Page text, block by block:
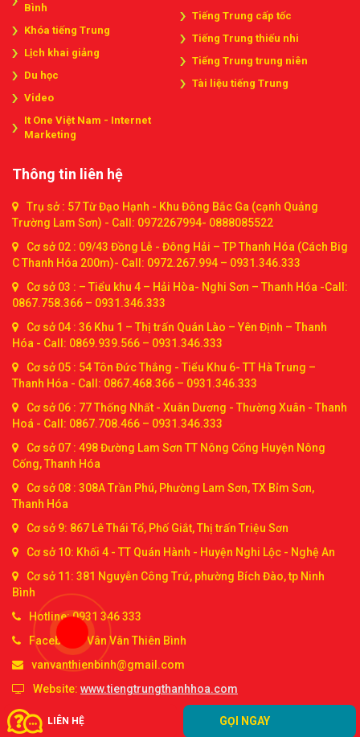
Bình
Khóa tiếng Trung
Lịch khai giảng
Du học
Video
It One Việt Nam - Internet
Marketing
Tiếng Trung cấp tốc
Tiếng Trung thiếu nhi
Tiếng Trung trung niên
Tài liệu tiếng Trung
Thông tin liên hệ
Trụ sở : 57 Từ Đạo Hạnh - Khu Đông Bắc Ga (cạnh Quảng
Trường Lam Sơn) - Call: 0972267994- 0888085522
Cơ sở 02 : 09/43 Đồng Lễ - Đông Hải – TP Thanh Hóa (Cách Big
C Thanh Hóa 200m)- Call: 0972.267.994 – 0931.346.333
Cơ sở 03 : – Tiểu khu 4 – Hải Hòa- Nghi Sơn – Thanh Hóa -Call:
0867.758.366 – 0931.346.333
Cơ sở 04 : 36 Khu 1 – Thị trấn Quán Lào – Yên Định – Thanh
Hóa - Call: 0869.939.566 – 0931.346.333
Cơ sở 05 : 54 Tôn Đức Thắng - Tiểu Khu 6- TT Hà Trung –
Thanh Hóa - Call: 0867.468.366 – 0931.346.333
Cơ sở 06 : 77 Thống Nhất - Xuân Dương - Thường Xuân - Thanh
Hoá - Call: 0867.708.466 – 0931.346.333
Cơ sở 07 : 498 Đường Lam Sơn TT Nông Cống Huyện Nông
Cống, Thanh Hóa
Cơ sở 08 : 308A Trần Phú, Phường Lam Sơn, TX Bỉm Sơn,
Thanh Hóa
Cơ sở 9: 867 Lê Thái Tổ, Phố Giắt, Thị trấn Triệu Sơn
Cơ sở 10: Khối 4 - TT Quán Hành - Huyện Nghi Lộc - Nghệ An
Cơ sở 11: 381 Nguyễn Công Trứ, phường Bích Đào, tp Ninh
Bình
Hotline: 0931 346 333
Facebook: Vân Vân Thiên Bình
vanvanthienbinh@gmail.com
Website: www.tiengtrungthanhhoa.com
LIÊN HỆ GỌI NGAY